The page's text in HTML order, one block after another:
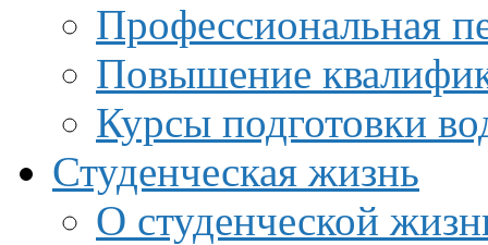
Профессиональная
Повышение
Курсы подготовки
Студенческая жизнь
О студенческой